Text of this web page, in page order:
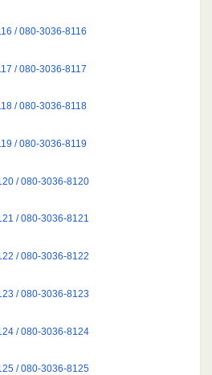
/ 080-3036-8116
/ 080-3036-8117
/ 080-3036-8118
/ 080-3036-8119
/ 080-3036-8120
/ 080-3036-8121
/ 080-3036-8122
/ 080-3036-8123
/ 080-3036-8124
/ 080-3036-8125